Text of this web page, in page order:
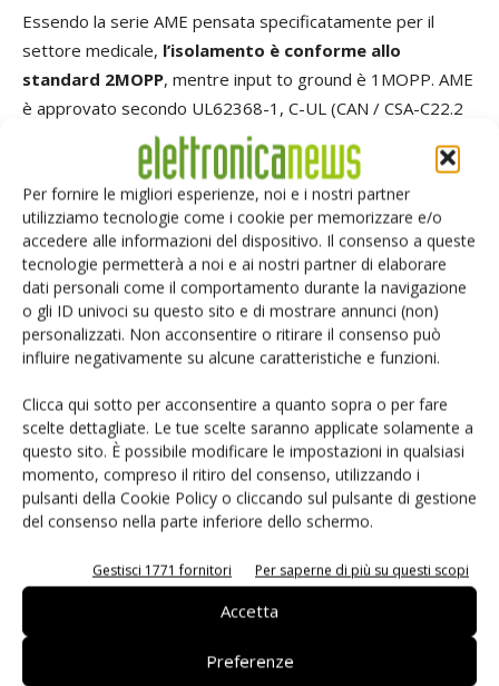
Per fornire le migliori esperienze, noi e i nostri partner
utilizziamo tecnologie come i cookie per memorizzare e/o
accedere alle informazioni del dispositivo. Il consenso a queste
tecnologie permetterà a noi e ai nostri partner di elaborare
dati personali come il comportamento durante la navigazione
o gli ID univoci su questo sito e di mostrare annunci (non)
personalizzati. Non acconsentire o ritirare il consenso può
influire negativamente su alcune caratteristiche e funzioni.
Clicca qui sotto per acconsentire a quanto sopra o per fare
scelte dettagliate. Le tue scelte saranno applicate solamente a
questo sito. È possibile modificare le impostazioni in qualsiasi
momento, compreso il ritiro del consenso, utilizzando i
pulsanti della Cookie Policy o cliccando sul pulsante di gestione
del consenso nella parte inferiore dello schermo.
Gestisci 1771 fornitori Per saperne di più su questi scopi
Accetta
Preferenze
Essendo la serie AME pensata specificatamente per il
settore medicale, l’isolamento è conforme allo
standard 2MOPP, mentre input to ground è 1MOPP. AME
è approvato secondo UL62368-1, C-UL (CAN / CSA-C22.2
No.62368-1), EN62368-1, ANSI / AAMI ES60601-1, C-UL
(CAN / CSA-C22.2 N. 60601-1), EN60601-1 3a edizione, ed
è conforme a IEC60601-1-2 4a Edizione.
Nei test di emissione condotta, la serie AME è risultata
conforme agli standard FCC-B, CISPR11-B, CISPR32-B,
EN55011-B, EN55032-B, VCCI-B. Per le applicazioni che
esigono livelli di emissioni ancor più ridotti, è possibile
fornire un tipo di filtro aggiuntivo COSEL NAC.
Progettata per alimentare applicazioni esigenti laddove lo
spazio risulta ridotto, la serie AME è contenuta in un
involucro low profile
(3.50 X 1.61 X 10.12 inches), mentre i modelli AME800F e
AME1200F misurano 127 X 41 X 257mm (5.00X1.61 X10.12
inches).